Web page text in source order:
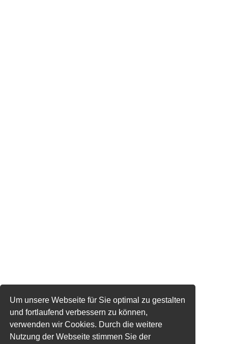
Um unsere Webseite für Sie optimal zu gestalten
und fortlaufend verbessern zu können,
verwenden wir Cookies. Durch die weitere
Nutzung der Webseite stimmen Sie der